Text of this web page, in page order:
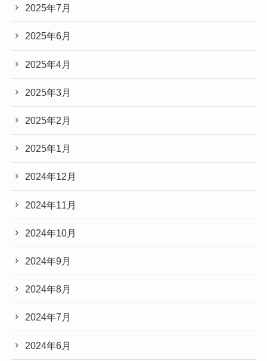
2025年7月
2025年6月
2025年4月
2025年3月
2025年2月
2025年1月
2024年12月
2024年11月
2024年10月
2024年9月
2024年8月
2024年7月
2024年6月